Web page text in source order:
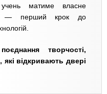
матиме власне
— перший крок до
творчості,
які відкривають двері